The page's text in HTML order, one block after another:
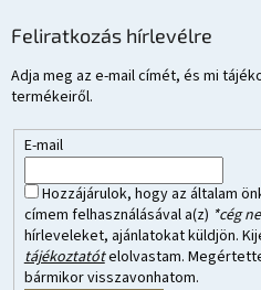
Feliratkozás hírlevélre
Adja meg az e-mail címét, és mi
termékeiről.
E-mail
Hozzájárulok, hogy az általam
címem felhasználásával a(z) *cég
hírleveleket, ajánlatokat küldjön.
tájékoztatótelolvastam.
bármikor visszavonhatom.